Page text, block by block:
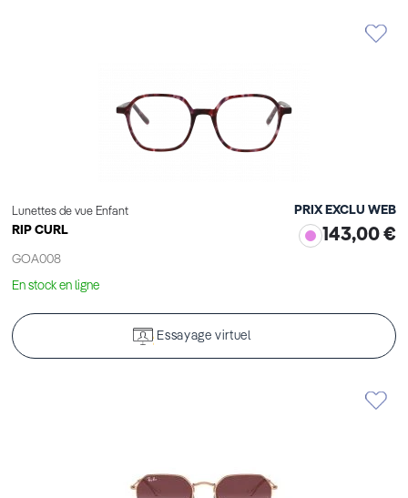
Lunettes de vue Enfant
RIP CURL
GOA008
PRIX EXCLU WEB
143,00 €
En stock en ligne
Essayage virtuel